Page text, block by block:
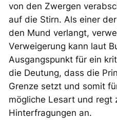
von den Zwergen
auf die Stirn. Als einer
den Mund verlangt,
Verweigerung kann laut
Ausgangspunkt für ein
die Deutung, dass die
Grenze setzt und somit
mögliche Lesart und regt
Hinterfragungen an.